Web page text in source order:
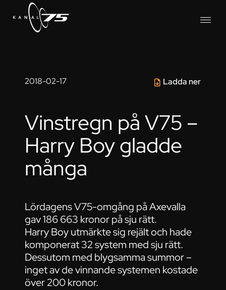
2018-02-17 Ladda ner
Vinstregn på V75 –
Harry Boy gladde
många
Lördagens V75-omgång på Axevalla
gav 186 663 kronor på sju rätt.
Harry Boy utmärkte sig rejält och hade
komponerat 32 system med sju rätt.
Dessutom med blygsamma summor –
inget av de vinnande systemen kostade
över 200 kronor.